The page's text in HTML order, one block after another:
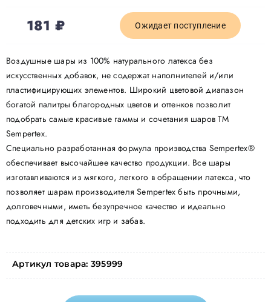
181₽ Ожидает поступление
Воздушные шары из 100% натурального латекса без
искусственных добавок, не содержат наполнителей и/или
пластифицирующих элементов. Широкий цветовой диапазон
богатой палитры благородных цветов и оттенков позволит
подобрать самые красивые гаммы и сочетания шаров ТМ
Sempertex.
Специально разработанная формула производства Sempertex®
обеспечивает высочайшее качество продукции. Все шары
изготавливаются из мягкого, легкого в обращении латекса, что
позволяет шарам производителя Sempertex быть прочными,
долговечными, иметь безупречное качество и идеально
подходить для детских игр и забав.
Артикул товара: 395999